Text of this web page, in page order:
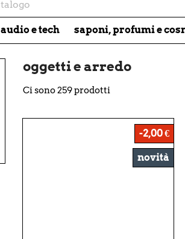
audio e tech saponi, profumi e
oggetti e arredo
Ci sono 259 prodotti
-2,00 €
novità